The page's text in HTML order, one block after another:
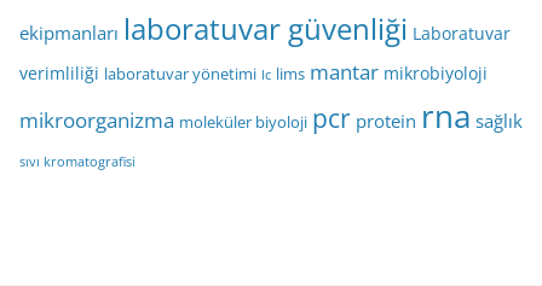
ekipmanları laboratuvar güvenliği Laboratuvar
verimliliği laboratuvar yönetimi lc lims mantar mikrobiyoloji
mikroorganizma moleküler biyoloji pcr protein rna sağlık
sıvı kromatografisi